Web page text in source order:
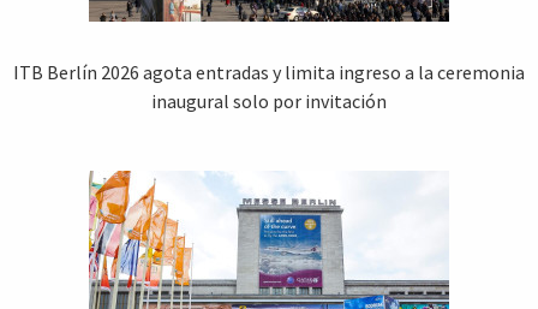
ITB Berlín 2026 agota entradas y limita ingreso a la ceremonia
inaugural solo por invitación